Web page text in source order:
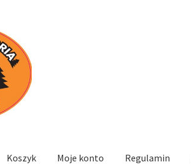
Koszyk Moje konto Regulamin